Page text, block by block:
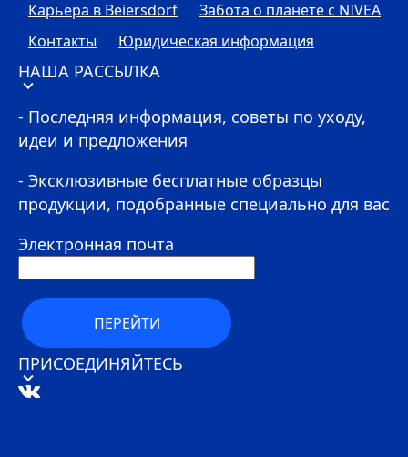
Карьера в Beiersdorf
Забота о планете с NIVEA
Контакты
Юридическая информация
НАША РАССЫЛКА
- Последняя информация, советы по уходу,
идеи и предложения
- Эксклюзивные бесплатные образцы
продукции, подобранные специально для вас
Электронная почта
ПЕРЕЙТИ
ПРИСОЕДИНЯЙТЕСЬ